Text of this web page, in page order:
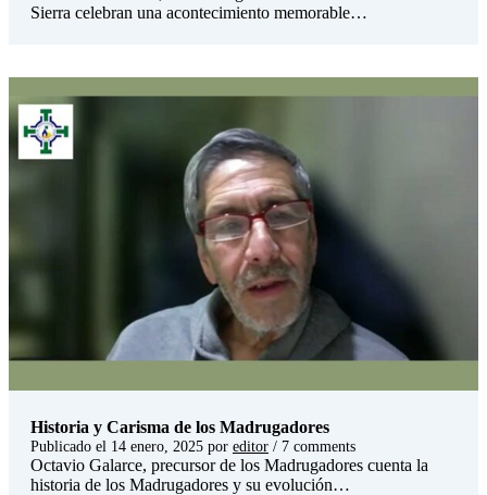
Sierra celebran una acontecimiento memorable…
Historia y Carisma de los Madrugadores
Publicado el 14 enero, 2025 por editor / 7 comments
Octavio Galarce, precursor de los Madrugadores cuenta la
historia de los Madrugadores y su evolución…